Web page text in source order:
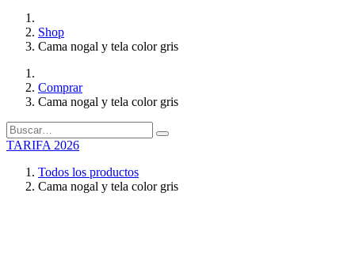
Shop
Cama nogal y tela color gris
Comprar
Cama nogal y tela color gris
TARIFA 2026
Todos los productos
Cama nogal y tela color gris